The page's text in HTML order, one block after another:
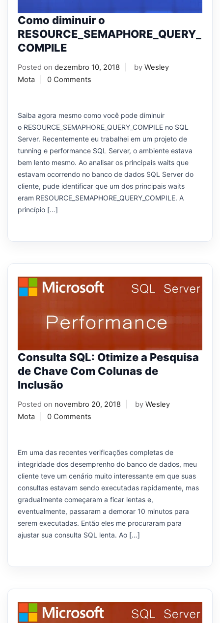
Como diminuir o
RESOURCE_SEMAPHORE_QUERY_
COMPILE
Posted on dezembro 10, 2018 by Wesley
Mota
0 Comments
Saiba agora mesmo como você pode diminuir
o RESOURCE_SEMAPHORE_QUERY_COMPILE no SQL
Server. Recentemente eu trabalhei em um projeto de
tunning e performance SQL Server, o ambiente estava
bem lento mesmo. Ao analisar os principais waits que
estavam ocorrendo no banco de dados SQL Server do
cliente, pude identificar que um dos principais waits
eram RESOURCE_SEMAPHORE_QUERY_COMPILE. A
princípio […]
Consulta SQL: Otimize a Pesquisa
de Chave Com Colunas de
Inclusão
Posted on novembro 20, 2018 by Wesley
Mota
0 Comments
Em uma das recentes verificações completas de
integridade dos desemprenho do banco de dados, meu
cliente teve um cenário muito interessante em que suas
consultas estavam sendo executadas rapidamente, mas
gradualmente começaram a ficar lentas e,
eventualmente, passaram a demorar 10 minutos para
serem executadas. Então eles me procuraram para
ajustar sua consulta SQL lenta. Ao […]